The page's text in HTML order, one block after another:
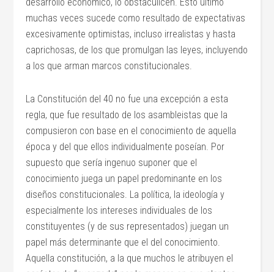
muchas veces sucede como resultado de expectativas
excesivamente optimistas, incluso irrealistas y hasta
caprichosas, de los que promulgan las leyes, incluyendo
a los que arman marcos constitucionales.
La Constitución del 40 no fue una excepción a esta
regla, que fue resultado de los asambleistas que la
compusieron con base en el conocimiento de aquella
época y del que ellos individualmente poseían. Por
supuesto que sería ingenuo suponer que el
conocimiento juega un papel predominante en los
diseños constitucionales. La política, la ideología y
especialmente los intereses individuales de los
constituyentes (y de sus representados) juegan un
papel más determinante que el del conocimiento.
Aquella constitución, a la que muchos le atribuyen el